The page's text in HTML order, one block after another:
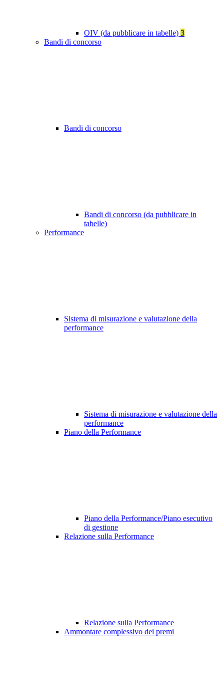
OIV (da pubblicare in tabelle) 3
Bandi di concorso
Bandi di concorso
Bandi di concorso (da pubblicare in
tabelle)
Performance
Sistema di misurazione e valutazione della
performance
Sistema di misurazione e valutazione della
performance
Piano della Performance
Piano della Performance/Piano esecutivo
di gestione
Relazione sulla Performance
Relazione sulla Performance
Ammontare complessivo dei premi